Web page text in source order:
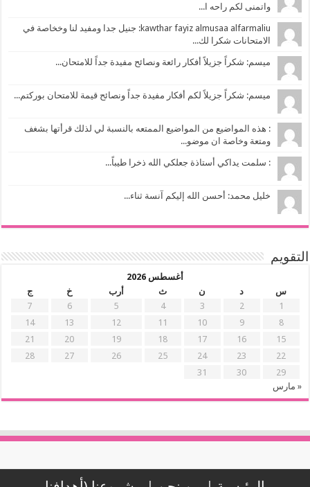
واتمنى لكم راحه ا...
kawthar fayiz almusaa alfarmaliu: جنيل جدا ومفيد لنا وخخاصة في
الامتحانات شكرا لك...
ميسم: شكراً جزيلاً أفكار رائعة ونصائح مفيدة جداً للامتحان...
ميسم: شكراً جزيلاً لكم أفكار مفيدة جداً ونصائح قيمة للامتحان بوركتم...
: هذه المواضيع من المواضيع الممتعه بالنسبة لي لذلك قرأتها بشغف
ومتعة وخاصة ان موضو...
: سلمت يداكي أستاذة جعلكي الله ذخرا طيباً...
خليل محمد: أحسن الله إليكم آنسة ثناء...
التقويم
أغسطس 2026
س
د ن ث أرب خ
ج
1
2
3
4
5
6
7
8
9
10
11
12
13
14
15
16
17
18
19
20
21
22
23
24
25
26
27
28
29
30
31
« مارس